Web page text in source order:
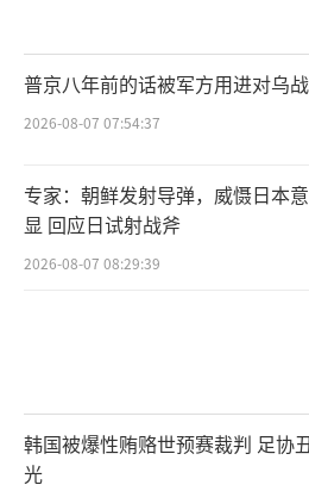
普京八年前的话被军方用进对乌战
2026-08-07 07:54:37
专家：朝鲜发射导弹，威慑日本
显 回应日试射战斧
2026-08-07 08:29:39
韩国被爆性贿赂世预赛裁判 足协
光